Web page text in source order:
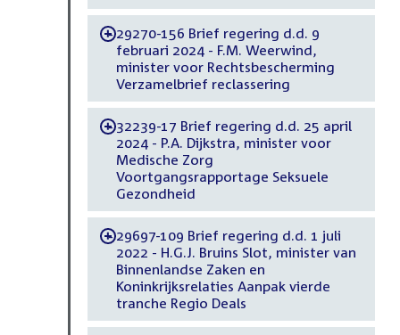
-29270-156 Brief regering d.d. 9
februari 2024 - F.M. Weerwind,
minister voor Rechtsbescherming
Verzamelbrief reclassering
-32239-17 Brief regering d.d. 25 april
2024 - P.A. Dijkstra, minister voor
Medische Zorg
Voortgangsrapportage Seksuele
Gezondheid
-29697-109 Brief regering d.d. 1 juli
2022 - H.G.J. Bruins Slot, minister van
Binnenlandse Zaken en
Koninkrijksrelaties Aanpak vierde
tranche Regio Deals